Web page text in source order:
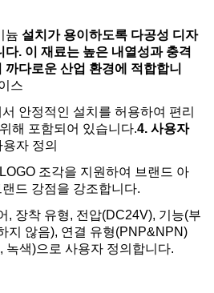
늄 설치가 용이하도록 다공성 디자
다. 이 재료는 높은 내열성과 충격
까다로운 산업 환경에 적합합니
스
안정적인 설치를 허용하여 편리
해 포함되어 있습니다.4. 사용자
자 정의
조각을 지원하여 브랜드 아
드 강점을 강조합니다.
, 장착 유형, 전압(DC24V), 기능(부
지 않음), 연결 유형(PNP&NPN)
녹색)으로 사용자 정의합니다.